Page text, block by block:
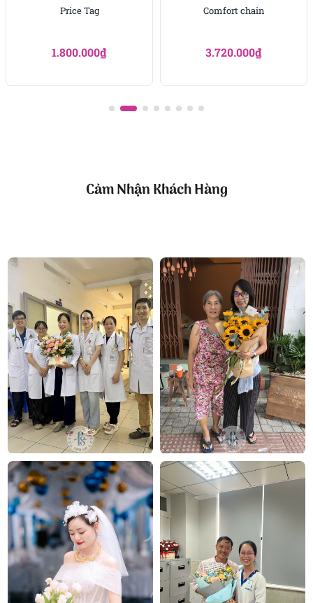
bình giữa guồng quay tất bật. Cây thông là điểm
mình hay người thân, để mỗi mùa lễ trở nên trọn
hoa tươi TP.HCM
được thiết kế bởi đội ngũ chuyên nghiệp, trong đó có
nhà thiết kế Thanh Thủy Florist.
mẫu
bó hoa cưới được chăm chút kỹ lưỡng.
Văn Phòng: 235A Hoàng Hoa Thám, P.5, Quận Phú
Nhuận, TP.HCM
Địa chỉ: 120B Huỳnh Văn Bánh, P.11, Quận Phú Nhuận,
TP.HCM
Hotline: 093 407 2575
E-mail:info@flowersight.com
Website:
https://flowersight.com/
Đánh giá product này
Price Tag
1.800.000₫
Comfort chain
3.720.000₫
Cảm Nhận Khách Hàng